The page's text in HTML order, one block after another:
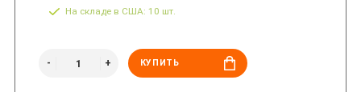
На складе в США: 10 шт.
КУПИТЬ